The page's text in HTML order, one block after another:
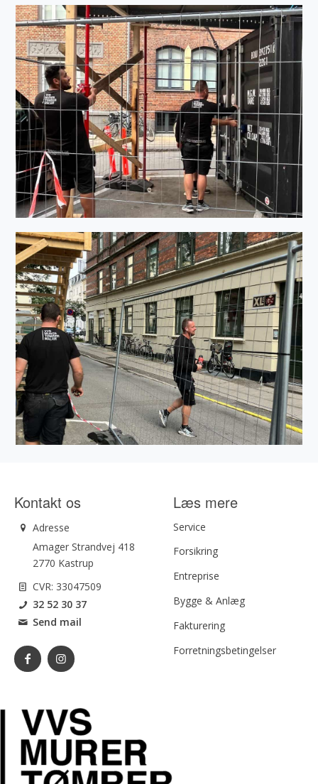
Kontakt os
Adresse
Amager Strandvej 418
2770 Kastrup
CVR: 33047509
32 52 30 37
Send mail
Læs mere
Service
Forsikring
Entreprise
Bygge & Anlæg
Fakturering
Forretningsbetingelser